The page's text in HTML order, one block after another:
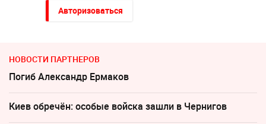
Авторизоваться
НОВОСТИ ПАРТНЕРОВ
Погиб Александр Ермаков
Киев обречён: особые войска зашли в Чернигов